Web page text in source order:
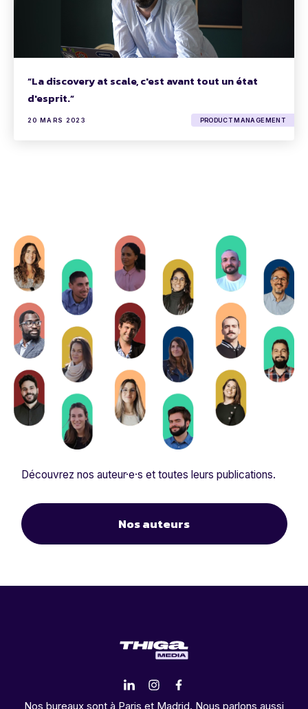
“La discovery at scale, c'est avant tout un état
d'esprit.”
20 MARS 2023 PRODUCT MANAGEMENT
Découvrez nos auteur·e·s et toutes leurs publications.
Nos auteurs
Nos bureaux sont à Paris et Madrid. Nous parlons aussi